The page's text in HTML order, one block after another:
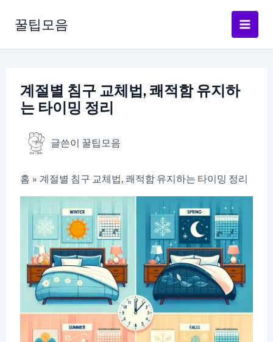
로
꿀팁모음
계절별 침구 교체법, 쾌적함 유지하
는 타이밍 정리
글쓴이 꿀팁모음
홈 계절별 침구 교체법, 쾌적함 유지하는 타이밍 정리